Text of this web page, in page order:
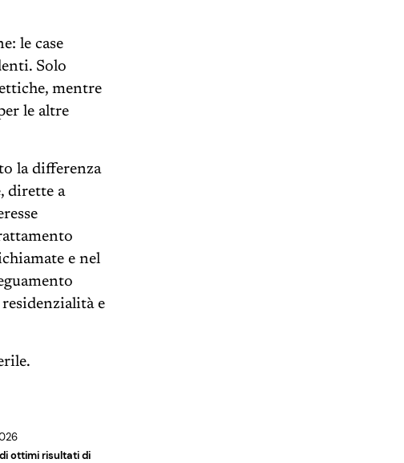
le case
Solo
mentre
le altre
la differenza
dirette a
e nel
e
ottimi risultati di